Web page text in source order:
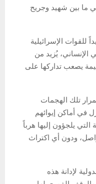
سقوط ما يزيد عن 400 مدني ما بين شهيد وجريح
للقوات الإسرائيلية
الإنساني، يُزيد من
يصعب تداركها على
تلك الهجمات
في أماكن إيوائهم
يلجؤون إليها هرباً
ودون أي اكتراث
لإدانة هذه